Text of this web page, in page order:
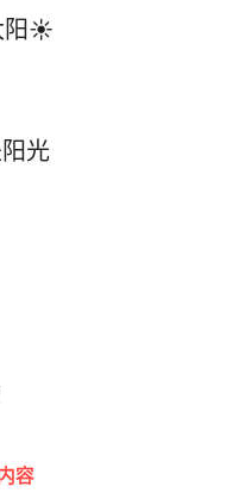
阳☀
光
容